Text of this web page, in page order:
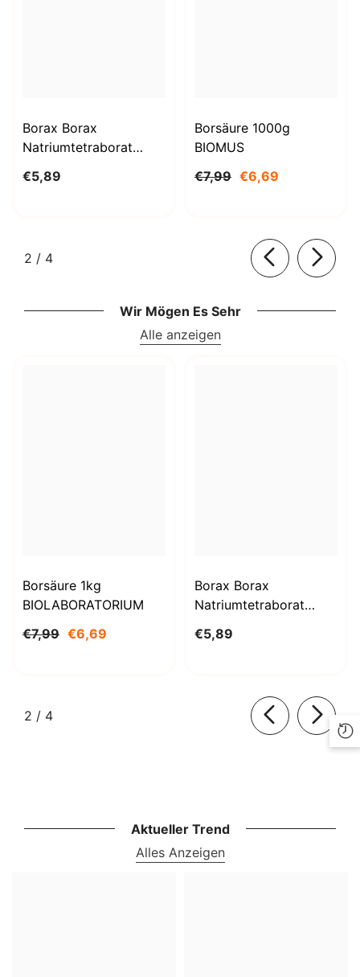
Borax Borax
Natriumtetraborat
STANLAB
€5,89
Borsäure 1000g
BIOMUS
€7,99 €6,69
2 / von
4
Wir Mögen Es Sehr
Alle anzeigen
Borsäure 1kg
BIOLABORATORIUM
€7,99 €6,69
Borax Borax
Natriumtetraborat
BioLaboratorium
€5,89
2 / von
4
Aktueller Trend
Alles Anzeigen